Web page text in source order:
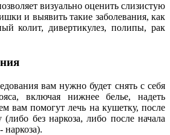
визуально оценить слизистую
и выявить такие заболевания, как
колит, дивертикулез, полипы, рак
вам нужно будет снять с себя
включая нижнее белье, надеть
вам помогут лечь на кушетку, после
(либо без наркоза, либо после начала
наркоза).